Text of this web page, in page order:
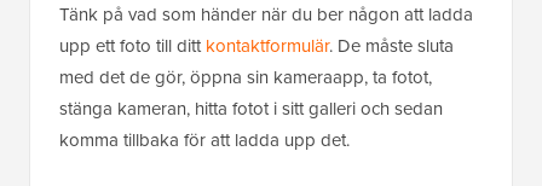
Tänk på vad som händer när du ber någon att ladda
upp ett foto till dittkontaktformulär. De måste sluta
med det de gör, öppna sin kameraapp, ta fotot,
stänga kameran, hitta fotot i sitt galleri och sedan
komma tillbaka för att ladda upp det.